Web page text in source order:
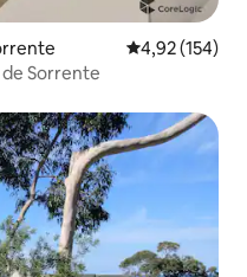
Évaluation
4,92 (154)
Sorrente